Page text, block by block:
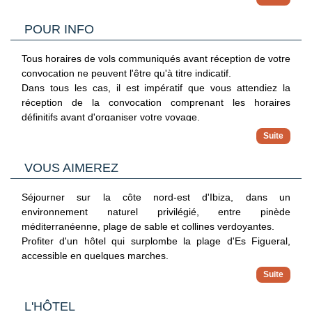
- Pour tout départ d'un aéroport frontalier (France, Belgique,
Luxembourg, Pays-Bas, Allemagne, Suisse ou Espagne...),
veuillez vous référer aux sites officiels des ministères des
POUR INFO
Tous horaires de vols communiqués avant réception de votre
convocation ne peuvent l'être qu'à titre indicatif.
Dans tous les cas, il est impératif que vous attendiez la
réception de la convocation comprenant les horaires
définitifs avant d'organiser votre voyage.
Nous ne pourrons être tenus responsables d'un changement
d'horaires entre votre réservation et la convocation définitive.
susceptibles de faire l'objet d'une escale.
La convocation à l'aéroport, les horaires en heures locales et
le plan de vol définitif vous seront communiqués dans les
48h avant le départ.
Nous vous signalons que l'aéroport d'arrivée à Paris peut
être différent de l'aéroport de départ.
Prestations à bord des vols moyen-courriers : pour vous
peuvent ne pas être comprises lors des vols aller et retour ;
VOUS AIMEREZ
Séjourner sur la côte nord-est d'Ibiza, dans un
environnement naturel privilégié, entre pinède
méditerranéenne, plage de sable et collines verdoyantes.
Profiter d'un hôtel qui surplombe la plage d'Es Figueral,
accessible en quelques marches.
Les grands espaces dédiés aux enfants, la piscine ludique et
les nombreuses activités ainsi que la zone adulte pour des
moments plus calmes.
L'HÔTEL